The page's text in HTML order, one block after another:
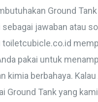
Ground
jawaban atau
toiletcubicle.co.id
pakai untuk
kimia berbahaya.
Ground Tank yang